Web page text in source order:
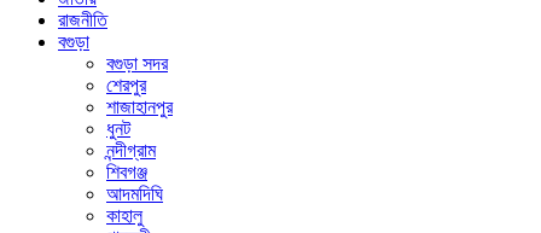
রাজনীতি
বগুড়া
বগুড়া সদর
শেরপুর
শাজাহানপুর
ধুনট
নন্দীগ্রাম
শিবগঞ্জ
আদমদিঘি
কাহালু